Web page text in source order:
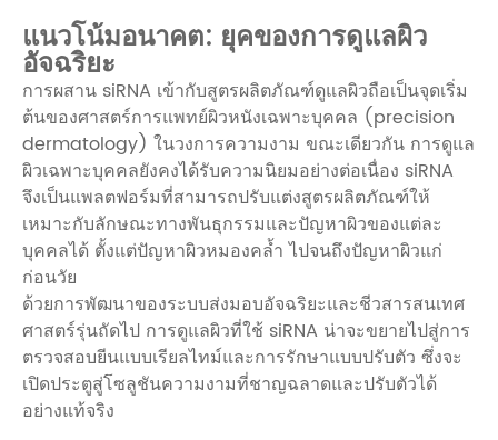
แนวโน้มอนาคต: ยุคของการดูแลผิว
อัจฉริยะ
การผสาน siRNA เข้ากับสูตรผลิตภัณฑ์ดูแลผิวถือเป็นจุดเริ่ม
ต้นของศาสตร์การแพทย์ผิวหนังเฉพาะบุคคล (precision
dermatology) ในวงการความงาม ขณะเดียวกัน การดูแล
ผิวเฉพาะบุคคลยังคงได้รับความนิยมอย่างต่อเนื่อง siRNA
จึงเป็นแพลตฟอร์มที่สามารถปรับแต่งสูตรผลิตภัณฑ์ให้
เหมาะกับลักษณะทางพันธุกรรมและปัญหาผิวของแต่ละ
บุคคลได้ ตั้งแต่ปัญหาผิวหมองคล้ำ ไปจนถึงปัญหาผิวแก่
ก่อนวัย
ด้วยการพัฒนาของระบบส่งมอบอัจฉริยะและชีวสารสนเทศ
ศาสตร์รุ่นถัดไป การดูแลผิวที่ใช้ siRNA น่าจะขยายไปสู่การ
ตรวจสอบยีนแบบเรียลไทม์และการรักษาแบบปรับตัว ซึ่งจะ
เปิดประตูสู่โซลูชันความงามที่ชาญฉลาดและปรับตัวได้
อย่างแท้จริง